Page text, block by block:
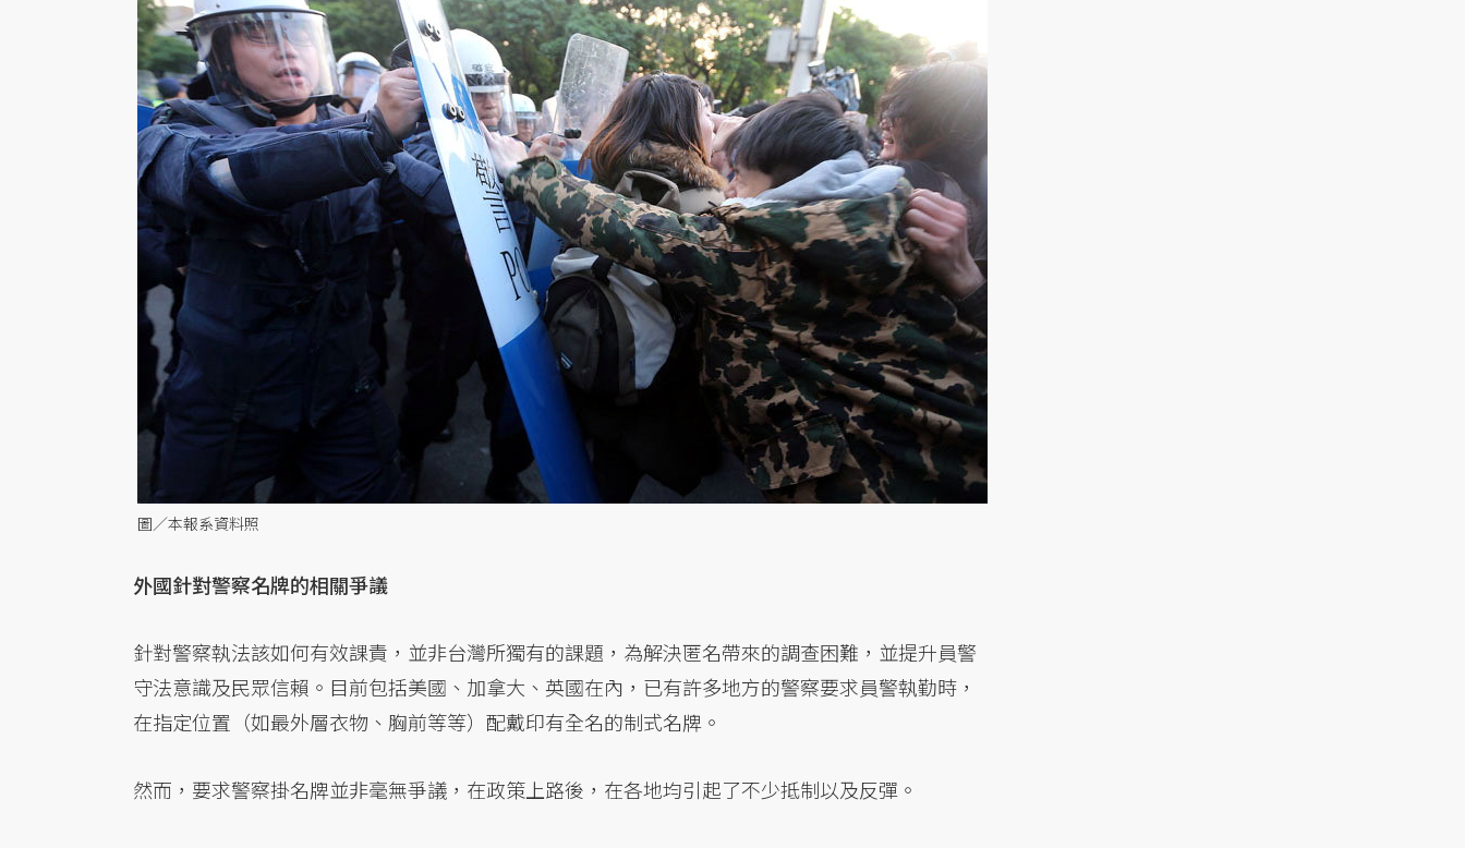
圖／本報系資料照
外國針對警察名牌的相關爭議
針對警察執法該如何有效課責，並非台灣所獨有的課題，為解決匿名帶來的調查困難，並提升員警
守法意識及民眾信賴。目前包括美國、加拿大、英國在內，已有許多地方的警察要求員警執勤時，
在指定位置（如最外層衣物、胸前等等）配戴印有全名的制式名牌。
然而，要求警察掛名牌並非毫無爭議，在政策上路後，在各地均引起了不少抵制以及反彈。